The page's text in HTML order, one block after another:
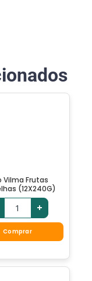
Vilma Frutas
(12X240G)
+
Comprar